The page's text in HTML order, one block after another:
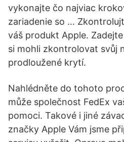
vykonajte čo najviac
zariadenie so …
váš produkt Apple.
si mohli zkontrolovat svůj
prodloužené krytí.
Nahlédněte do tohoto
může společnost FedEx
pomoci. Takové i jiné
značky Apple Vám jsme